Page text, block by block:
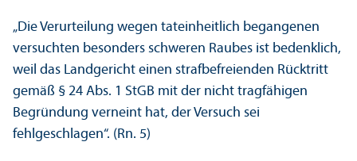
„Die Verurteilung wegen tateinheitlich begangenen
versuchten besonders schweren Raubes ist bedenklich,
weil das Landgericht einen strafbefreienden Rücktritt
gemäß § 24 Abs. 1 StGB mit der nicht trag­fähigen
Begründung verneint hat, der Versuch sei
fehlgeschlagen“. (Rn. 5)